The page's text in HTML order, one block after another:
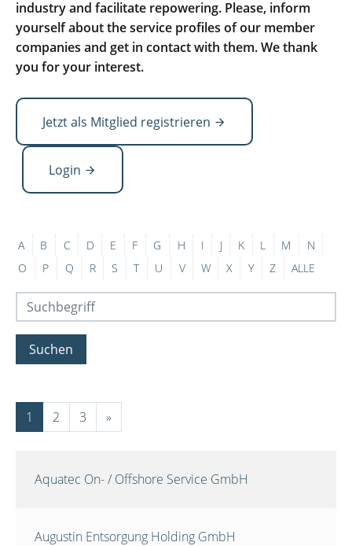
industry and facilitate repowering. Please, inform
yourself about the service profiles of our member
companies and get in contact with them. We thank
you for your interest.
Jetzt als Mitglied registrieren
Login
A B C D E F G H I J K L M
N
O
P Q R S T U V W X Y Z ALLE
Suchen
1 2 3 »
Aquatec On- / Offshore Service GmbH
Augustin Entsorgung Holding GmbH